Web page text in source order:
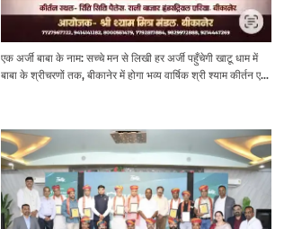
एक अर्जी बाबा के नाम: सच्चे मन से लिखी हर अर्जी पहुँचेगी खाटू धाम में
बाबा के श्रीचरणों तक, बीकानेर में होगा भव्य वार्षिक श्री श्याम कीर्तन एवं